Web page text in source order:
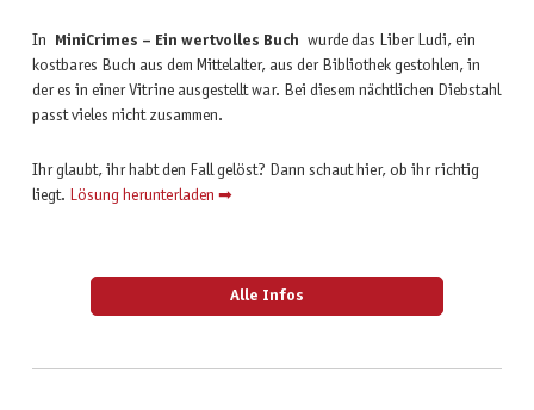
In MiniCrimes – Ein wertvolles Buch wurde das Liber Ludi, ein
kostbares Buch aus dem Mittelalter, aus der Bibliothek gestohlen, in
der es in einer Vitrine ausgestellt war. Bei diesem nächtlichen Diebstahl
passt vieles nicht zusammen.
Ihr glaubt, ihr habt den Fall gelöst? Dann schaut hier, ob ihr richtig
liegt. Lösung herunterladen ➡
Alle Infos